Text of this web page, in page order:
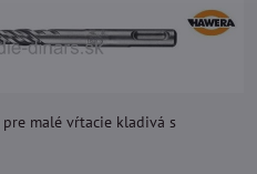
malé vŕtacie kladivá s